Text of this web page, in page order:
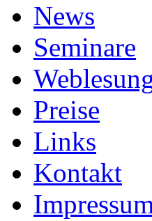
News
Seminare
Preise
Links
Kontakt